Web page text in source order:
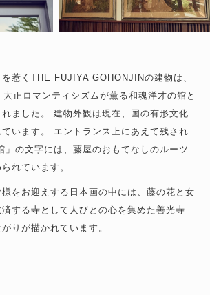
惹くTHE FUJIYA GOHONJINの建物は、
正ロマンティシズムが薫る和魂洋才の館と
ました。
建物外観は現在、国の有形文化
います。
エントランス上にあえて残され
」の文字には、藤屋のおもてなしのルーツ
れています。
をお迎えする日本画の中には、藤の花と女
する寺として人びとの心を集めた善光寺
りが描かれています。